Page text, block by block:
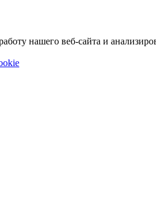
нашего веб-сайта и